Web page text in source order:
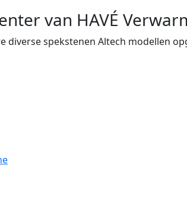
van HAVÉ
diverse spekstenen Altech modellen